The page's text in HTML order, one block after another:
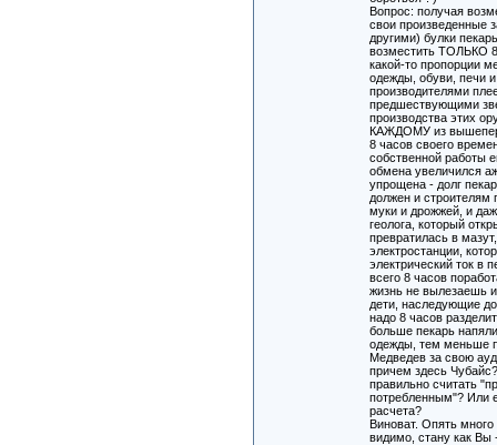
Вопрос: получая
свои произведенные
другими) булки
возместить ТОЛЬКО
какой-то пропорции
одежды, обуви, печи
производителями
предшествующими
производства этих
КАЖДОМУ из
8 часов своего
собственной работы
обмена увеличился
упрощена - долг
должен и строителям
муки и дрожжей, и
геолога, который
превратилась в
электростанции,
электрический ток в
всего 8 часов
жизнь не вылезаешь
дети, наследующие
надо 8 часов
больше пекарь
одежды, тем меньше
Медведев за свою
причем здесь
правильно считать
потребленным"? Или
расчета?
Виноват. Опять
видимо, стану как Вы